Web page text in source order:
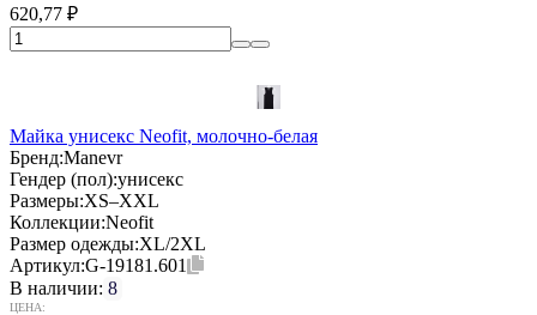
620,77 ₽
Майка унисекс Neofit, молочно-белая
Бренд:Manevr
Гендер (пол):унисекс
Размеры:XS–XXL
Коллекции:Neofit
Размер одежды:XL/2XL
Артикул:G-19181.601
В наличии: 8
ЦЕНА: